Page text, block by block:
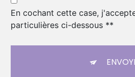
En cochant cette case,
particulières ci-dessous **